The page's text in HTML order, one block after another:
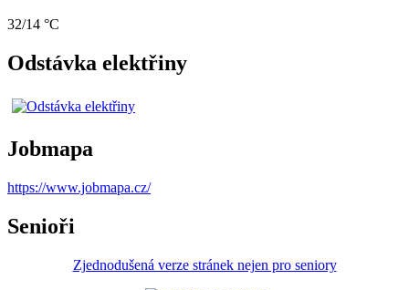
32/14 °C
Odstávka elektřiny
Jobmapa
https://www.jobmapa.cz/
Senioři
Zjednodušená verze stránek nejen pro seniory